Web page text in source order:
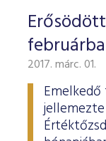
2017. márc. 01.